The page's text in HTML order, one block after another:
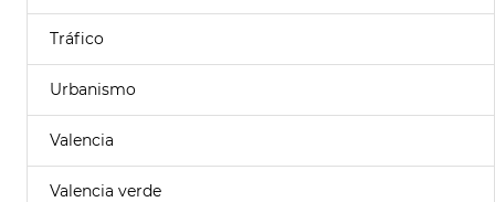
Tráfico
Urbanismo
Valencia
Valencia verde